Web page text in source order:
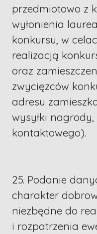
przedmiotowo z
wyłonienia
konkursu, w
realizacją
oraz
zwycięzców
adresu
wysyłki
kontaktowego).
25. Podanie
charakter
niezbędne do
i rozpatrzenia